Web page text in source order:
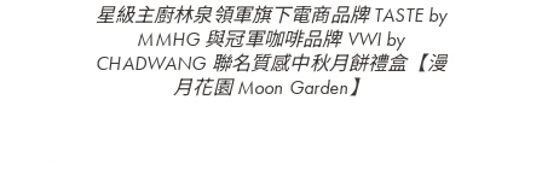
星級主廚林泉領軍旗下電商品牌 TASTE by
MMHG 與冠軍咖啡品牌 VWI by
CHADWANG 聯名質感中秋月餅禮盒【漫
月花園 Moon Garden】